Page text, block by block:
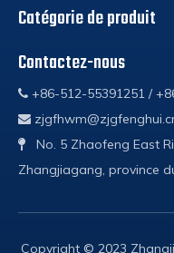
Catégorie de produit
Contactez-nous
 +86-512-55391251 /


No. 5 Zhaofeng East
Zhangjiagang, province
Copyright © 2023